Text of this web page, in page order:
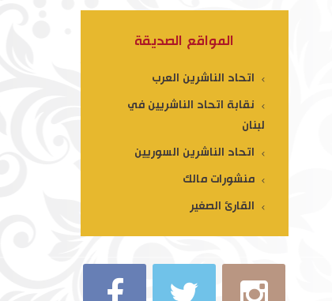
المواقع الصديقة
اتحاد الناشرين العرب
نقابة اتحاد الناشريين في
لبنان
اتحاد الناشرين السوريين
منشورات مالك
القارئ الصغير